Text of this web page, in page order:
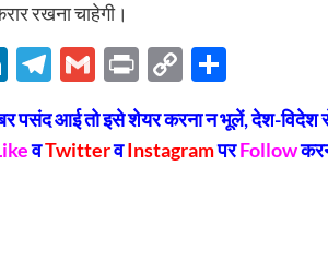
रखना चाहेगी।
LinkedIn
Telegram
GmailPrintCopy
Link
पसंद आई तो इसे शेयर करना न भूलें, देश-विदेश
वTwitterवInstagramपरFollow